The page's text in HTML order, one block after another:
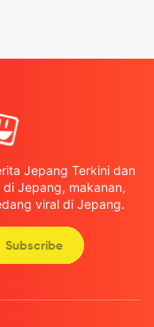
Jepang Terkini dan
Jepang, makanan,
viral di Jepang.
Subscribe